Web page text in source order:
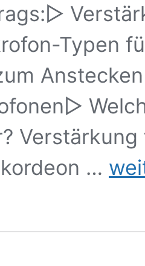
Typen
…
der